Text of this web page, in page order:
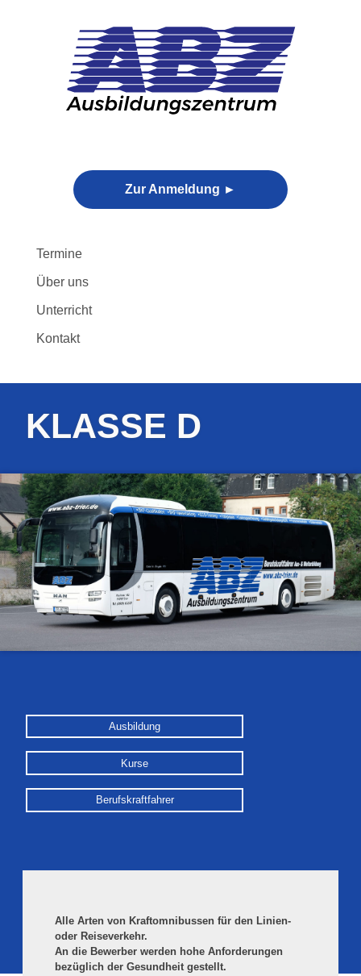
Zur Anmeldung ►
Termine
Über uns
Unterricht
Kontakt
KLASSE D
Ausbildung
Kurse
Berufskraftfahrer
Alle Arten von Kraftomnibussen für den Linien-
oder Reiseverkehr.
An die Bewerber werden hohe Anforderungen
bezüglich der Gesundheit gestellt.